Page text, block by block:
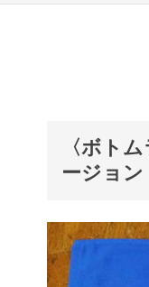
〈ボト
ージョ